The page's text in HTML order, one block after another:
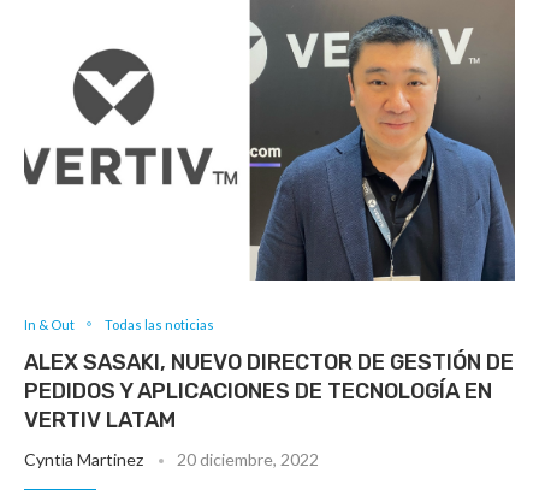
In & Out Todas las noticias
ALEX SASAKI, NUEVO DIRECTOR DE GESTIÓN DE
PEDIDOS Y APLICACIONES DE TECNOLOGÍA EN
VERTIV LATAM
Cyntia Martinez 20 diciembre, 2022